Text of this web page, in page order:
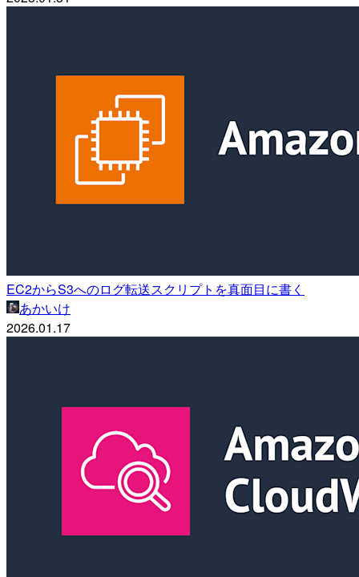
EC2からS3へのログ転送スクリプトを真面目に書く
あかいけ
2026.01.17